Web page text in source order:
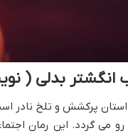
انگشتر بدلی (
پرکشش و تلخ نادر
می گردد. این رمان